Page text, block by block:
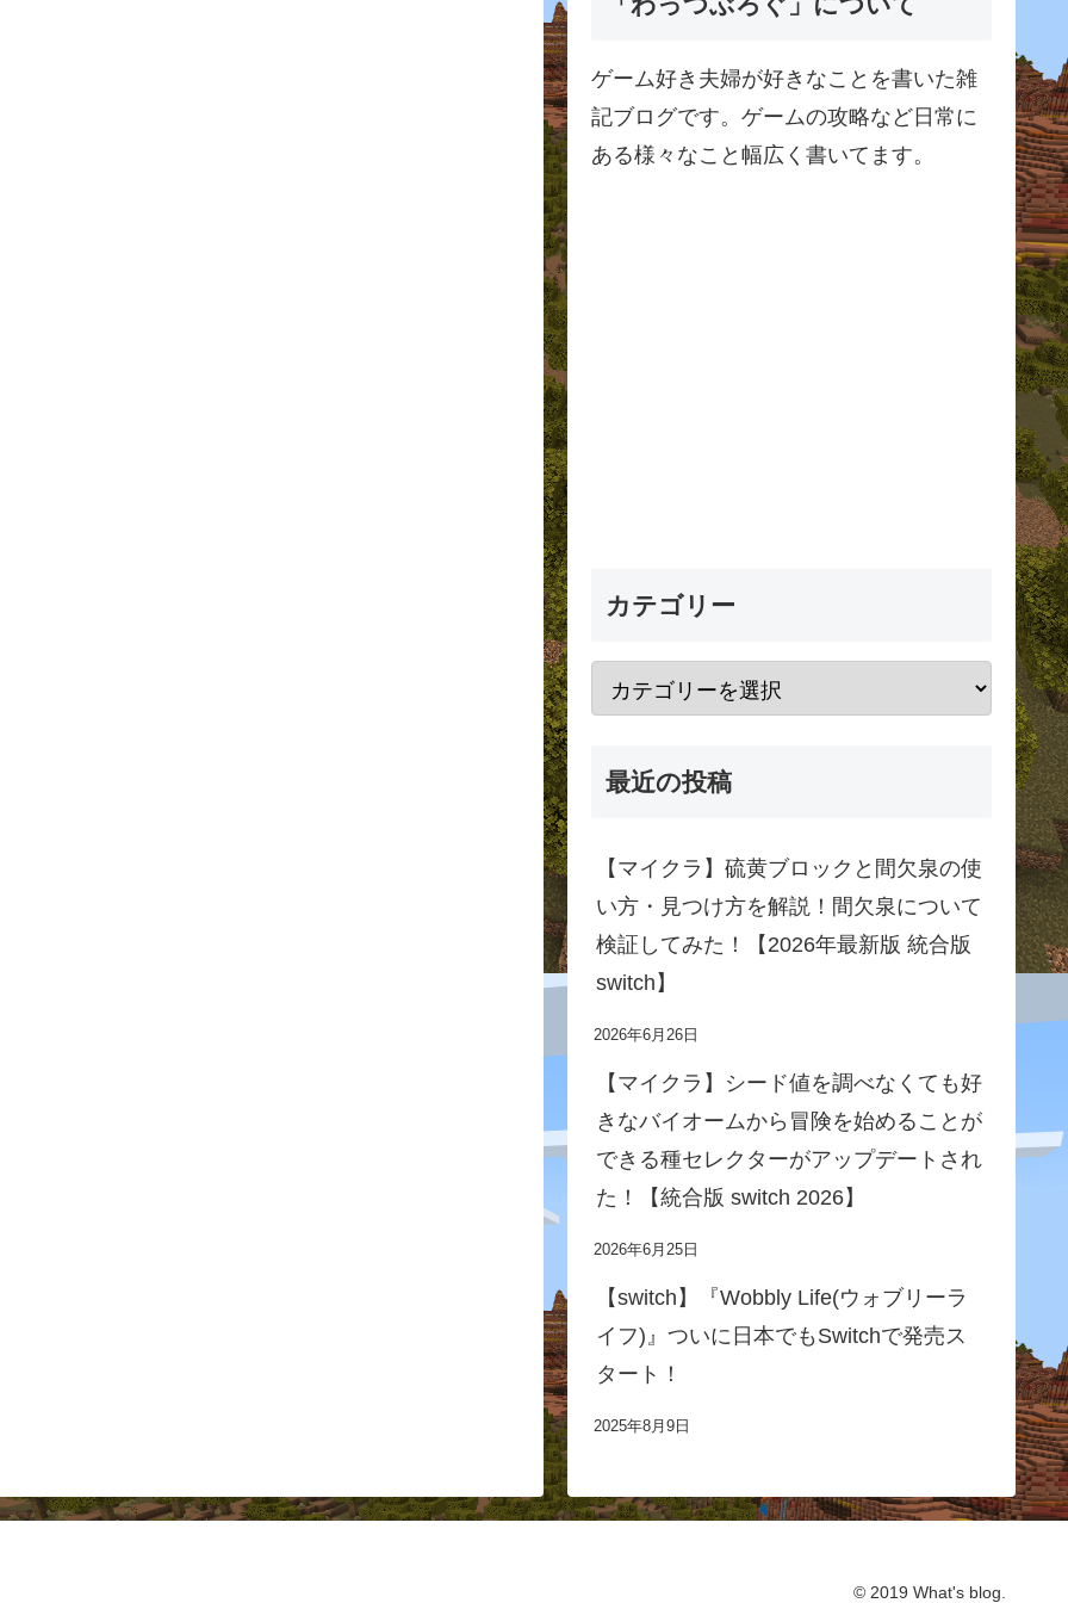
ゲーム好き夫婦が好きなことを書いた雑
記ブログです。ゲームの攻略など日常に
ある様々なこと幅広く書いてます。
カテゴリー
最近の投稿
【マイクラ】硫黄ブロックと間欠泉の使
い方・見つけ方を解説！間欠泉について
検証してみた！【2026年最新版 統合版
switch】
2026年6月26日
【マイクラ】シード値を調べなくても好
きなバイオームから冒険を始めることが
できる種セレクターがアップデートされ
た！【統合版 switch 2026】
2026年6月25日
【switch】『Wobbly Life(ウォブリーラ
イフ)』ついに日本でもSwitchで発売ス
タート！
2025年8月9日
© 2019 What's blog.